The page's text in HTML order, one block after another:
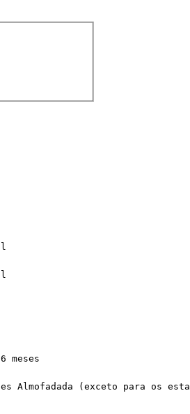
meses
Almofadada (exceto para os